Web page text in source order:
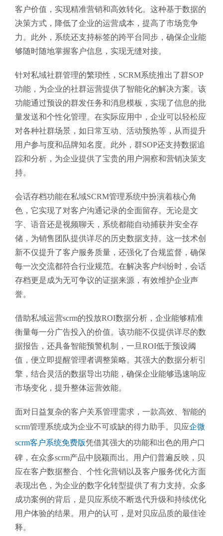
客户价值，实现精准营销和高效转化。这种基于数据的
决策方式，降低了企业的运营成本，提高了市场竞争
力。此外，系统还支持标签的跨平台同步，确保企业能
够随时随地掌握客户信息，实现无缝对接。
针对私域社群管理的繁琐性，SCRM系统推出了群SOP
功能，为企业的社群运营提供了智能化的解决方案。该
功能通过预设的群发任务和消息模板，实现了信息的批
量发送和个性化管理。在实际应用中，企业可以轻松应
对各种社群场景，如日常互动、活动预热等，从而提升
用户参与度和品牌知名度。此外，群SOP还支持数据追
踪和分析，为企业提供了宝贵的用户洞察和营销决策支
持。
会话存档功能在私域SCRM管理系统中扮演着核心角
色，它实现了对客户沟通记录的全面留存。无论是文
字、语音还是视频聊天，系统都能自动捕获并安全存
储，为销售团队提供详尽的历史数据支持。这一技术创
新不仅提升了客户服务质量，还强化了合规监督，确保
每一次交流都符合行业规范。在解决客户纠纷时，会话
存档更是成为无可争议的证据来源，有效维护企业声
誉。
借助私域运营scrm的投放ROI数据分析，企业能够精准
衡量每一分广告投入的价值。该功能不仅提供详尽的数
据报告，还具备智能预警机制，一旦ROI低于预设阈
值，便立即提醒管理者调整策略。其强大的数据分析引
擎，结合灵活的数据导出功能，确保企业能够迅速响应
市场变化，提升整体运营效能。
面对日益复杂的客户关系管理需求，一款高效、智能的
scrm管理系统成为企业不可或缺的得力助手。贝应企微
scrm客户系统免费版凭借其强大的功能和出色的用户口
碑，在众多scrm产品中脱颖而出。用户们普遍反映，贝
应在客户数据整合、个性化营销以及客户服务优化方面
表现出色，为企业的数字化转型提供了有力支持。众多
成功案例的背后，是贝应系统不断迭代升级和持续优化
用户体验的结果。用户的认可，是对贝应品质的最佳诠
释。